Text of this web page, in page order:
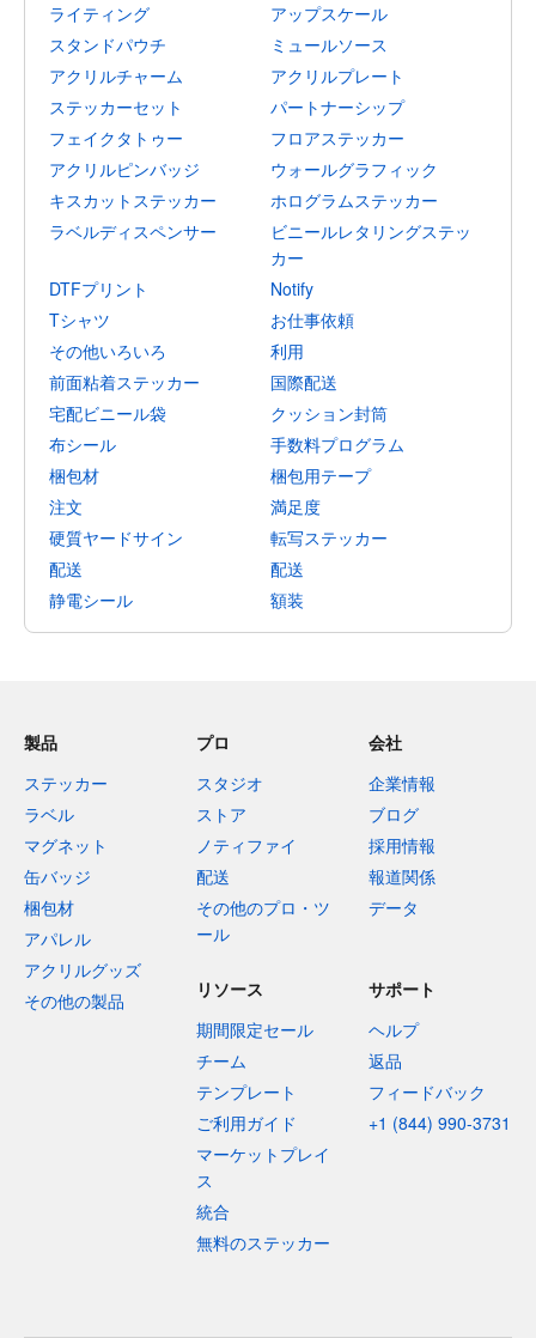
ライティング
アップスケール
スタンドパウチ
ミュールソース
アクリルチャーム
アクリルプレート
ステッカーセット
パートナーシップ
フェイクタトゥー
フロアステッカー
アクリルピンバッジ
ウォールグラフィック
キスカットステッカー
ホログラムステッカー
ラベルディスペンサー
ビニールレタリングステッ
カー
DTFプリント
Notify
Tシャツ
お仕事依頼
その他いろいろ
利用
前面粘着ステッカー
国際配送
宅配ビニール袋
クッション封筒
布シール
手数料プログラム
梱包材
梱包用テープ
注文
満足度
硬質ヤードサイン
転写ステッカー
配送
配送
静電シール
額装
製品
ステッカー
ラベル
マグネット
缶バッジ
梱包材
アパレル
アクリルグッズ
その他の製品
プロ
スタジオ
ストア
ノティファイ
配送
その他のプロ・ツ
ール
会社
企業情報
ブログ
採用情報
報道関係
データ
リソース
期間限定セール
チーム
テンプレート
ご利用ガイド
マーケットプレイ
ス
統合
無料のステッカー
サポート
ヘルプ
返品
フィードバック
+1 (844) 990-3731